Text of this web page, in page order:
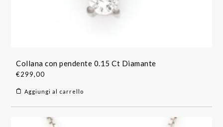
Collana con pendente 0.15 Ct Diamante
€299,00
Aggiungi al carrello